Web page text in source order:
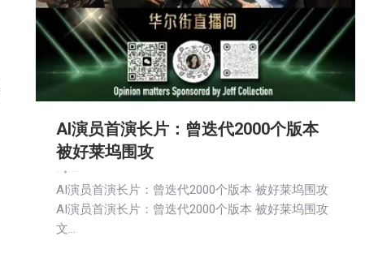
AI演员首演长片：曾迭代2000个版本
被好莱坞围攻
AI演员首演长片：曾迭代2000个版本 被好莱坞围攻
AI演员首演长片：曾迭代2000个版本 被好莱坞围攻
文…